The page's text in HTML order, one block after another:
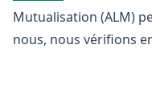
Mutualisation (ALM)
nous, nous vérifions